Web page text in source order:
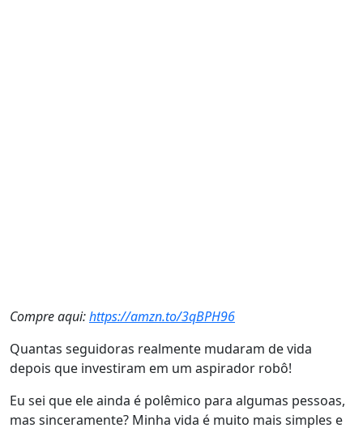
Compre aqui:https://amzn.to/3qBPH96
Quantas seguidoras realmente mudaram de vida
depois que investiram em um aspirador robô!
Eu sei que ele ainda é polêmico para algumas pessoas,
mas sinceramente? Minha vida é muito mais simples e